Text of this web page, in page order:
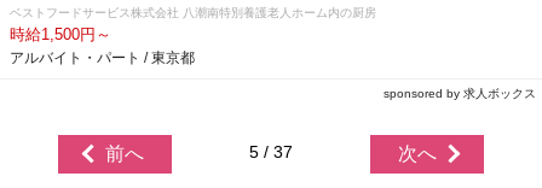
ベストフードサービス株式会社 八潮南特別養護老人ホーム内の厨房
時給1,500円～
アルバイト・パート / 東京都
sponsored by 求人ボックス
前へ 5 / 37 次へ